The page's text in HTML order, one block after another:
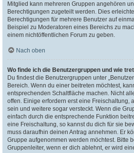
Mitglied kann mehreren Gruppen angehören
Berechtigungen zugeteilt werden. Dies
Berechtigungen für mehrere Benutzer auf
Beispiel zu Moderatoren eines Bereichs zu
einem nichtöffentlichen Forum zu geben.
Nach oben
Wo finde ich die Benutzergruppen und wie
Du findest die Benutzergruppen unter
Bereich. Wenn du einer beitreten möchtest,
entsprechenden Schaltfläche machen. Nicht
offen. Einige erfordern erst eine Freischaltung,
sein und weitere sogar versteckt. Wenn die
einfach durch die entsprechende Funktion
eine Freischaltung, so kannst du dich für sie
muss daraufhin deinen Antrag annehmen. Er
Gruppe aufgenommen werden möchtest. Bitte
Gruppenleiter, wenn er dich ablehnt, er wird